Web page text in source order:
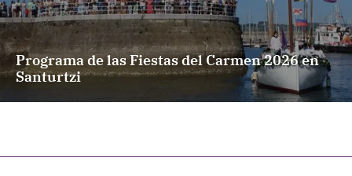
Programa de las Fiestas del Carmen 2026 en
Santurtzi